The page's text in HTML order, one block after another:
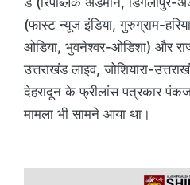
(फास्ट न्यूज इंडिया, गुरुग्राम-
ओडिया, भुवनेश्वर-ओडिशा) और
उत्तराखंड लाइव, जोशियारा-
देहरादून के फ्रीलांस पत्रकार
मामला भी सामने आया था।